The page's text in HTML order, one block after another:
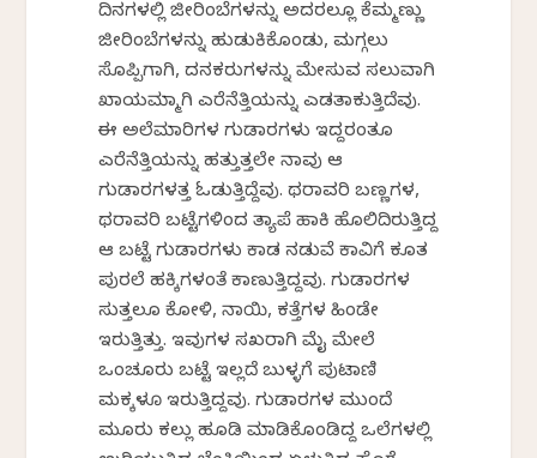
ದಿನಗಳಲ್ಲಿ ಜೀರಿಂಬೆಗಳನ್ನು ಅದರಲ್ಲೂ ಕೆಮ್ಮಣ್ಣು
ಜೀರಿಂಬೆಗಳನ್ನು ಹುಡುಕಿಕೊಂಡು, ಮಗ್ಗಲು
ಸೊಪ್ಪಿಗಾಗಿ, ದನಕರುಗಳನ್ನು ಮೇಸುವ ಸಲುವಾಗಿ
ಖಾಯಮ್ಮಾಗಿ ಎರೆನೆತ್ತಿಯನ್ನು ಎಡತಾಕುತ್ತಿದೆವು.
ಈ ಅಲೆಮಾರಿಗಳ ಗುಡಾರಗಳು ಇದ್ದರಂತೂ
ಎರೆನೆತ್ತಿಯನ್ನು ಹತ್ತುತ್ತಲೇ ನಾವು ಆ
ಗುಡಾರಗಳತ್ತ ಓಡುತ್ತಿದ್ದೆವು. ಥರಾವರಿ ಬಣ್ಣಗಳ,
ಥರಾವರಿ ಬಟ್ಟೆಗಳಿಂದ ತ್ಯಾಪೆ ಹಾಕಿ ಹೊಲಿದಿರುತ್ತಿದ್ದ
ಆ ಬಟ್ಟೆ ಗುಡಾರಗಳು ಕಾಡ ನಡುವೆ ಕಾವಿಗೆ ಕೂತ
ಪುರಲೆ ಹಕ್ಕಿಗಳಂತೆ ಕಾಣುತ್ತಿದ್ದವು. ಗುಡಾರಗಳ
ಸುತ್ತಲೂ ಕೋಳಿ, ನಾಯಿ, ಕತ್ತೆಗಳ ಹಿಂಡೇ
ಇರುತ್ತಿತ್ತು. ಇವುಗಳ ಸಖರಾಗಿ ಮೈ ಮೇಲೆ
ಒಂಚೂರು ಬಟ್ಟೆ ಇಲ್ಲದೆ ಬುಳ್ಳಗೆ ಪುಟಾಣಿ
ಮಕ್ಕಳೂ ಇರುತ್ತಿದ್ದವು. ಗುಡಾರಗಳ ಮುಂದೆ
ಮೂರು ಕಲ್ಲು ಹೂಡಿ ಮಾಡಿಕೊಂಡಿದ್ದ ಒಲೆಗಳಲ್ಲಿ